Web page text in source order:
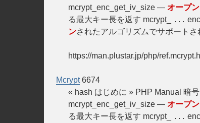
mcrypt_enc_get_iv_size — オープン
る最大キー長を返す mcrypt_
...
ンされたアルゴリズムでサポート
https://man.plustar.jp/php/
Mcrypt 6674
« hash はじめに » PHP Manual 暗
mcrypt_enc_get_iv_size — オープン
る最大キー長を返す mcrypt_
...